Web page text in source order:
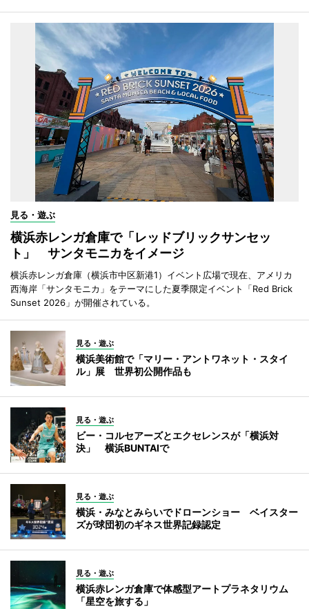
見る・遊ぶ
横浜赤レンガ倉庫で「レッドブリックサンセッ
ト」 サンタモニカをイメージ
横浜赤レンガ倉庫（横浜市中区新港1）イベント広場で現在、アメリカ
西海岸「サンタモニカ」をテーマにした夏季限定イベント「Red Brick
Sunset 2026」が開催されている。
見る・遊ぶ
横浜美術館で「マリー・アントワネット・スタイ
ル」展 世界初公開作品も
見る・遊ぶ
ビー・コルセアーズとエクセレンスが「横浜対
決」 横浜BUNTAIで
見る・遊ぶ
横浜・みなとみらいでドローンショー ベイスター
ズが球団初のギネス世界記録認定
見る・遊ぶ
横浜赤レンガ倉庫で体感型アートプラネタリウム
「星空を旅する」